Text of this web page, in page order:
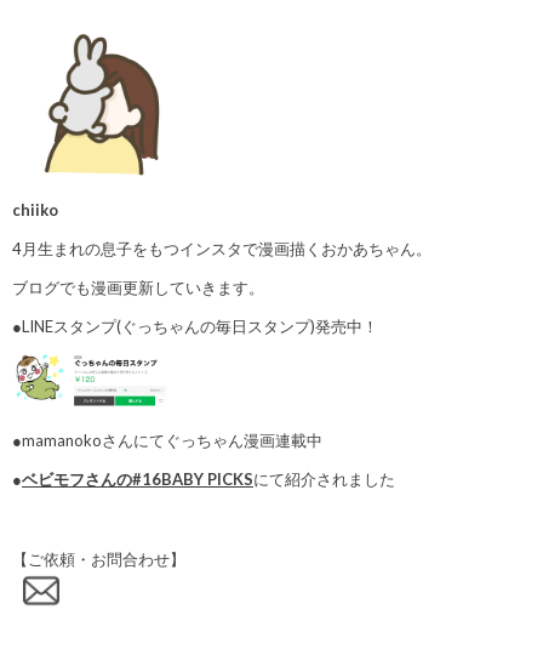
chiiko
4月生まれの息子をもつインスタで漫画描くおかあちゃん。
ブログでも漫画更新していきます。
●LINEスタンプ(ぐっちゃんの毎日スタンプ)発売中！
●mamanokoさんにてぐっちゃん漫画連載中
●ベビモフさんの#16BABY PICKSにて紹介されました
【ご依頼・お問合わせ】